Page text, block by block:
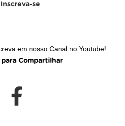
Inscreva-se
em nosso Canal no Youtube!
Compartilhar